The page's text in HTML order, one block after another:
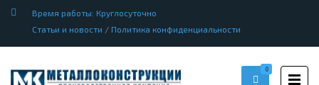
Время работы: Круглосуточно
Статьи и новости / Политика конфиденциальности
0